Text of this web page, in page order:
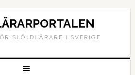
SLÖJDLÄRARE I SVERIGE